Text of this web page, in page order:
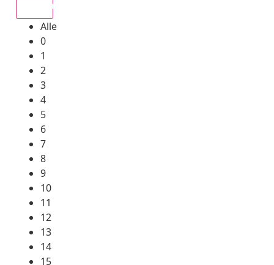
Alle
0
1
2
3
4
5
6
7
8
9
10
11
12
13
14
15